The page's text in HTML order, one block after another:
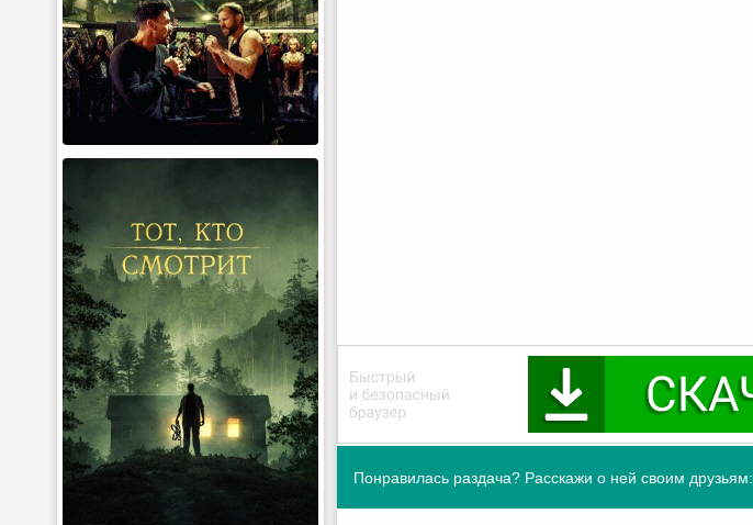
Понравилась раздача? Расскажи о ней своим друзьям: